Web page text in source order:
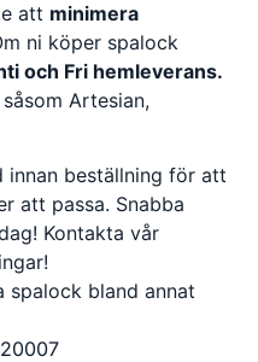
att minimera
ni köper spalock
och Fri hemleverans.
Artesian,
beställning för att
att passa. Snabba
Kontakta vår
spalock bland annat